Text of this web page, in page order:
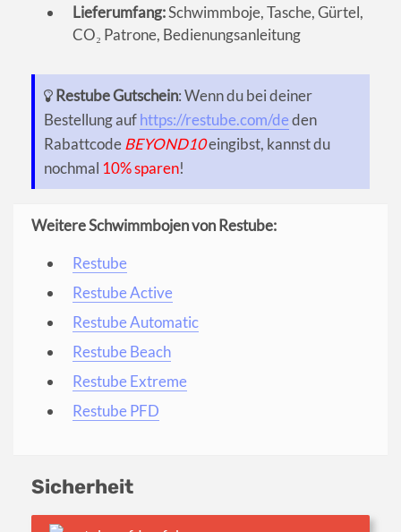
Lieferumfang:Schwimmboje, Tasche, Gürtel,
CO₂ Patrone, Bedienungsanleitung
Restube Gutschein: Wenn du bei deiner
Bestellung aufhttps://restube.com/deden
RabattcodeBEYOND10eingibst, kannst du
nochmal 10% sparen!
Weitere Schwimmbojen von Restube:
Restube
Restube Active
Restube Automatic
Restube Beach
Restube Extreme
Restube PFD
Sicherheit